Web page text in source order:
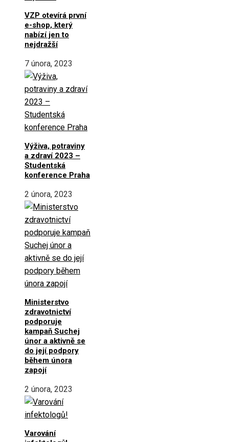
VZP otevírá první
e-shop, který
nabízí jen to
nejdražší
7 února, 2023
Výživa, potraviny
a zdraví 2023 –
Studentská
konference Praha
2 února, 2023
Ministerstvo
zdravotnictví
podporuje
kampaň Suchej
únor a aktivně se
do její podpory
během února
zapojí
2 února, 2023
Varování